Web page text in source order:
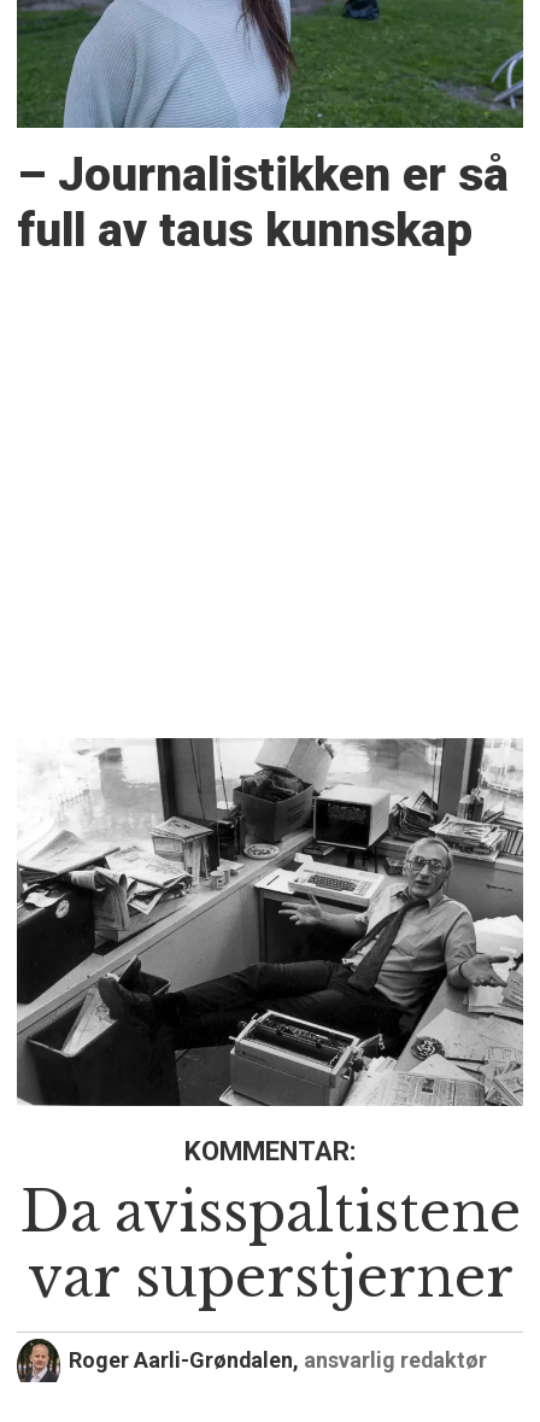
– Journalistikken er så
full av taus kunnskap
KOMMENTAR:
Da avisspaltistene
var superstjerner
Roger Aarli-Grøndalen, ansvarlig redaktør